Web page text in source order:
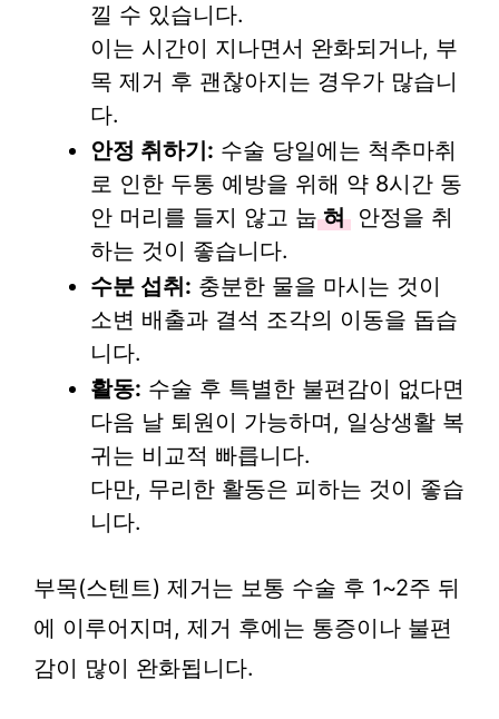
낄 수 있습니다.
이는 시간이 지나면서 완화되거나, 부
목 제거 후 괜찮아지는 경우가 많습니
다.
안정 취하기: 수술 당일에는 척추마취
로 인한 두통 예방을 위해 약 8시간 동
안 머리를 들지 않고 눕 혀 안정을 취
하는 것이 좋습니다.
수분 섭취: 충분한 물을 마시는 것이
소변 배출과 결석 조각의 이동을 돕습
니다.
활동: 수술 후 특별한 불편감이 없다면
다음 날 퇴원이 가능하며, 일상생활 복
귀는 비교적 빠릅니다.
다만, 무리한 활동은 피하는 것이 좋습
니다.
부목(스텐트) 제거는 보통 수술 후 1~2주 뒤
에 이루어지며, 제거 후에는 통증이나 불편
감이 많이 완화됩니다.